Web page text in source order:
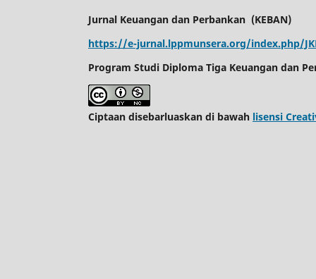
Jurnal Keuangan dan Perbankan (KEBAN)
https://e-jurnal.lppmunsera.org/index.php/
Program Studi Diploma Tiga Keuangan dan
Ciptaan disebarluaskan di bawah lisensi